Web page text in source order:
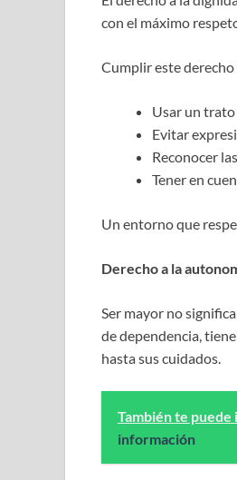
con el máximo
Cumplir este derecho
Usar un trato
Evitar
Reconocer
Tener en
Un entorno que
Derecho a la
Ser mayor no
de dependencia,
hasta sus cuidados.
También te
información